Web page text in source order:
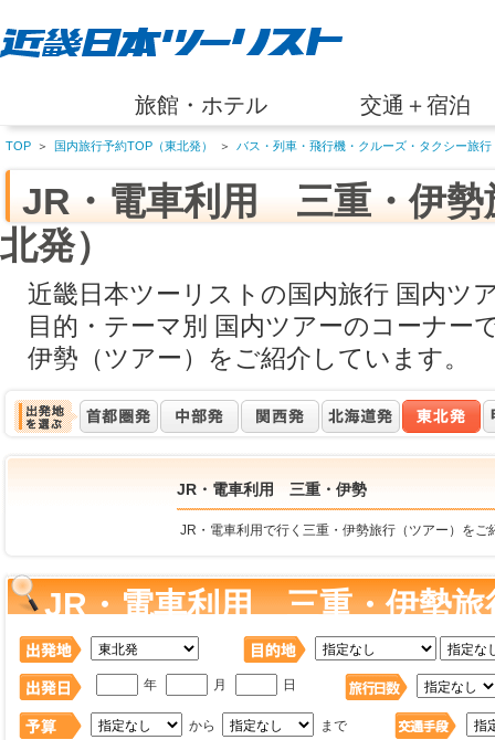
旅館・ホテル 交通＋宿泊
TOP ＞ 国内旅行予約TOP（東北発） ＞ バス・列車・飛行機・クルーズ・タクシー旅行
JR・電車利用 三重・伊勢
北発）
近畿日本ツーリストの国内旅行 国内ツ
目的・テーマ別 国内ツアーのコーナ
伊勢（ツアー）をご紹介しています。
JR・電車利用 三重・伊勢
JR・電車利用で行く三重・伊勢旅行（ツアー）をご
JR・電車利用 三重・伊勢旅
年 月 日
から まで